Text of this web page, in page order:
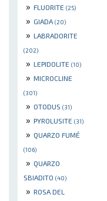
» FLUORITE (25)
» GIADA (20)
» LABRADORITE
(202)
» LEPIDOLITE (10)
» MICROCLINE
(301)
» OTODUS (31)
» PYROLUSITE (31)
» QUARZO FUMÉ
(106)
» QUARZO
SBIADITO (40)
» ROSA DEL